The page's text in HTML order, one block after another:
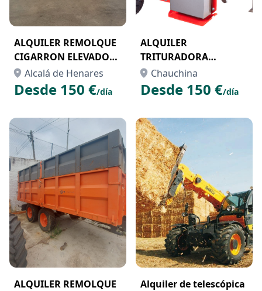
ALQUILER REMOLQUE
CIGARRON ELEVADOR
EN MADRID
Alcalá de Henares
Desde 150 €/día
ALQUILER
TRITURADORA
HALCON
Chauchina
Desde 150 €/día
ALQUILER REMOLQUE
Alquiler de telescópica